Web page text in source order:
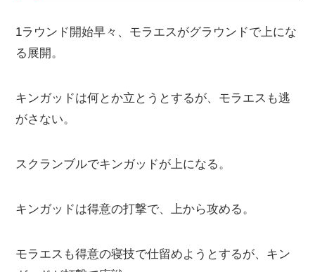
1ラウンド開始早々、モラエスがグラウンドで上にな
る展開。
キンガッドは何とか立とうとするが、モラエスも逃
がさない。
スクランブルでキンガッドが上になる。
キンガッドは得意の打撃で、上から攻める。
モラエスも得意の寝技で仕留めようとするが、キン